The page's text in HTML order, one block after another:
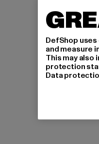
DefShop
and measure
This may also
protection
Data